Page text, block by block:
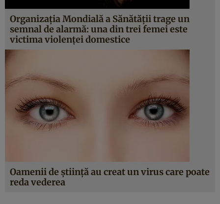
Organizaţia Mondială a Sănătăţii trage un
semnal de alarmă: una din trei femei este
victima violenţei domestice
Oamenii de ştiinţă au creat un virus care poate
reda vederea